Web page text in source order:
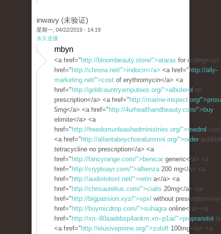
inwavy (未验证)
星期一, 04/22/2019 - 14:19
永久连接
mbyn
<a href=" http://bloombeauty.store/">atarax for itching</a>
href=" http://chrona.net/">indocin</a> <a href=" http://ally-
marketing.net/">cost of erythromycin</a> <a
href=" http://goldcountryamputees.org/">albuterol no
prescription</a> <a href=" http://marine-inspect.org/
5mg</a> <a href=" http://4urhealthandbeauty.com/">buy
elimite</a> <a
href=" http://freedomunleashedministries.org/">medrol
<a href=" http://atlantaboychoiralummni.org/">order
tetracycline no prescription</a> <a
href=" http://fancyrange.com/">benicar generic</a> <a
href=" http://cryptoayr.com/">albenza200 mg</a> <a
href=" http://audiototext.net/">retin a</a> <a
href=" http://chrisaurelius.com/">cialis 20mg</a> <a
href=" http://bigpassion.xyz/">vpxl without prescription</
href=" http://buymicdrop.com/">suhagraonline</a> <a
href=" http://xn--80aaebbsp4ankm.xn--p1ai/">propranolol
<a href=" http://elusiveprime.org/">zoloft 100mg</a> <a